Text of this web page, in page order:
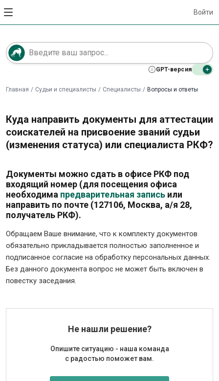
Войти
GPT-версия
Главная / Судьи и специалисты / Специалисты / Вопросы и ответы
Куда направить документы для аттестации
соискателей на присвоение званий судьи
(изменения статуса) или специалиста РКФ?
Документы можно сдать в офисе РКФ под
входящий номер (для посещения офиса
необходима предварительная запись или
направить по почте (127106, Москва, а/я 28,
получатель РКФ).
Обращаем Ваше внимание, что к комплекту документов
обязательно прикладывается полностью заполненное и
подписанное согласие на обработку персональных данных.
Без данного документа вопрос не может быть включен в
повестку заседания.
Не нашли решение?
Опишите ситуацию - наша команда
с радостью поможет вам.